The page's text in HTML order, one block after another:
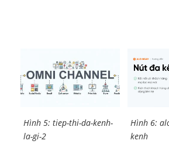
Hình 5: tiep-thi-da-kenh-
la-gi-2
Hình 6:
kenh